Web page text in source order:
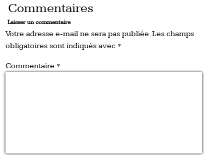
Commentaires
Laisser un commentaire
Votre adresse e-mail ne sera pas publiée.Les champs
obligatoires sont indiqués avec *
Commentaire *